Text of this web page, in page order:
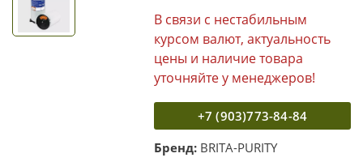
В связи с нестабильным
курсом валют, актуальность
цены и наличие товара
уточняйте у менеджеров!
+7 (903)773-84-84
Бренд: BRITA-PURITY